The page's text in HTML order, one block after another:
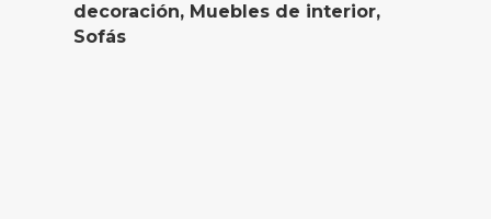
decoración, Muebles de interior,
Sofás